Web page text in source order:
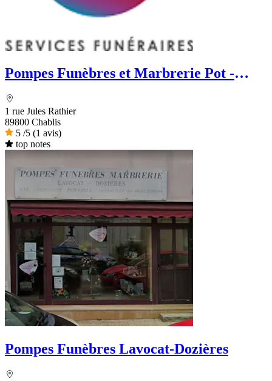
Pompes Funèbres et Marbrerie Pot -
1 rue Jules Rathier
89800 Chablis
5 /5 (1 avis)
top notes
Pompes Funèbres Lavocat-Dozières